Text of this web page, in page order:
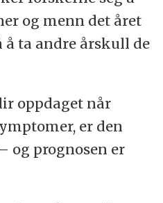
og menn det året
å ta andre årskull de
oppdaget når
er den
og prognosen er